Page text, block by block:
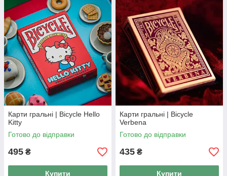
Карти гральні | Bicycle Hello
Kitty
Готово до відправки
495 ₴
Купити
Карти гральні | Bicycle
Verbena
Готово до відправки
435 ₴
Купити